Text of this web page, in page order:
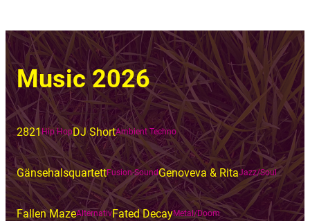
Music 2026
2821Hip HopDJ ShortAmbient Techno
GänsehalsquartettFusion-SoundGenoveva & RitaJazz/Soul
Fallen MazeAlternativFated DecayMetal/Doom